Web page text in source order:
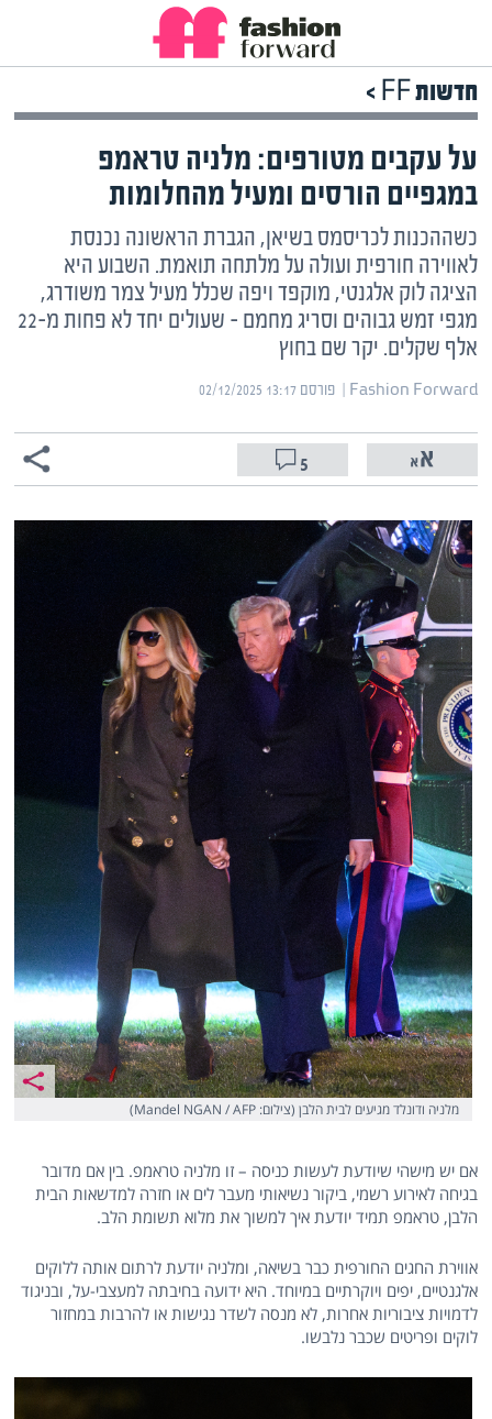
חדשות FF >
על עקבים מטורפים: מלניה טראמפ
במגפיים הורסים ומעיל מהחלומות
כשההכנות לכריסמס בשיאן, הגברת הראשונה נכנסת
לאווירה חורפית ועולה על מלתחה תואמת. השבוע היא
הציגה לוק אלגנטי, מוקפד ויפה שכלל מעיל צמר משודרג,
מגפי זמש גבוהים וסריג מחמם – שעולים יחד לא פחות מ-22
אלף שקלים. יקר שם בחוץ
Fashion Forward | ‏ פורסם ‎02/12/2025 13:17
5
מלניה ודונלד מגיעים לבית הלבן (צילום: Mandel NGAN / AFP)
אם יש מישהי שיודעת לעשות כניסה – זו מלניה טראמפ. בין אם מדובר
בגיחה לאירוע רשמי, ביקור נשיאותי מעבר לים או חזרה למדשאות הבית
הלבן, טראמפ תמיד יודעת איך למשוך את מלוא תשומת הלב.
אווירת החגים החורפית כבר בשיאה, ומלניה יודעת לרתום אותה ללוקים
אלגנטיים, יפים ויוקרתיים במיוחד. היא ידועה בחיבתה למעצבי-על, ובניגוד
לדמויות ציבוריות אחרות, לא מנסה לשדר נגישות או להרבות במחזור
לוקים ופריטים שכבר נלבשו.